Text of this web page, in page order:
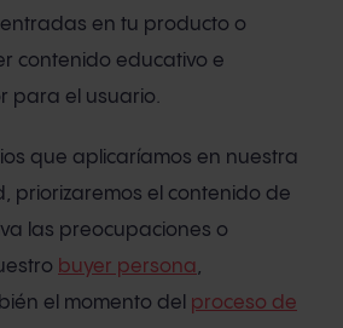
en tu producto o
contenido educativo e
para el usuario.
que aplicaríamos en nuestra
priorizaremos el contenido de
las preocupaciones o
buyer persona ,
el momento del proceso de